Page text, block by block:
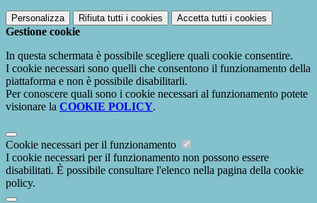
Personalizza Rifiuta tutti i cookies Accetta tutti i cookies
Gestione cookie
In questa schermata è possibile scegliere quali cookie consentire.
I cookie necessari sono quelli che consentono il funzionamento della
piattaforma e non è possibile disabilitarli.
Per conoscere quali sono i cookie necessari al funzionamento potete
visionare la COOKIE POLICY.
Cookie necessari per il funzionamento
I cookie necessari per il funzionamento non possono essere
disabilitati. È possibile consultare l'elenco nella pagina della cookie
policy.